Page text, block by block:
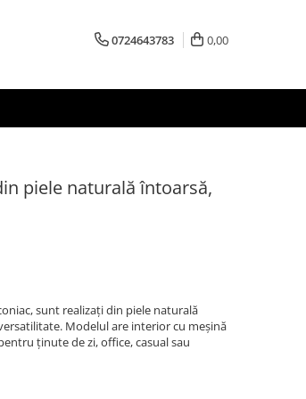
0724643783 0,00
piele naturală întoarsă,
sunt realizați din piele naturală
Modelul are interior cu meșină
ținute de zi, office, casual sau